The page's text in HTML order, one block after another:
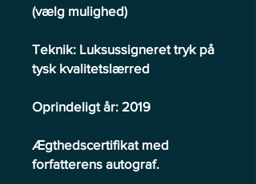
(vælg mulighed)
Teknik: Luksussigneret tryk på
tysk kvalitetslærred
Oprindeligt år: 2019
Ægthedscertifikat med
forfatterens autograf.